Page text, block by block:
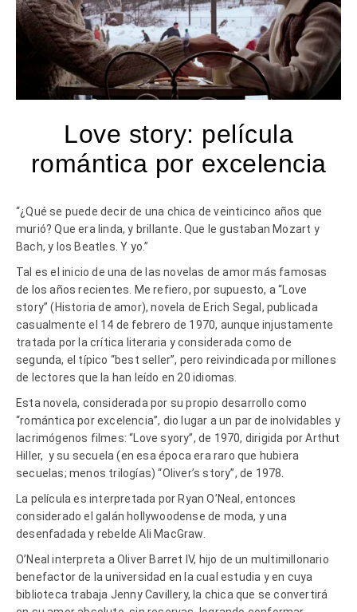
Love story: película
romántica por excelencia
“¿Qué se puede decir de una chica de veinticinco años que
murió? Que era linda, y brillante. Que le gustaban Mozart y
Bach, y los Beatles. Y yo.”
Tal es el inicio de una de las novelas de amor más famosas
de los años recientes. Me refiero, por supuesto, a “Love
story” (Historia de amor), novela de Erich Segal, publicada
casualmente el 14 de febrero de 1970, aunque injustamente
tratada por la crítica literaria y considerada como de
segunda, el típico “best seller”, pero reivindicada por millones
de lectores que la han leído en 20 idiomas.
Esta novela, considerada por su propio desarrollo como
“romántica por excelencia”, dio lugar a un par de inolvidables y
lacrimógenos filmes: “Love syory”, de 1970, dirigida por Arthut
Hiller, y su secuela (en esa época era raro que hubiera
secuelas; menos trilogías) “Oliver’s story”, de 1978.
La película es interpretada por Ryan O’Neal, entonces
considerado el galán hollywoodense de moda, y una
desenfadada y rebelde Ali MacGraw.
O’Neal interpreta a Oliver Barret IV, hijo de un multimillonario
benefactor de la universidad en la cual estudia y en cuya
biblioteca trabaja Jenny Cavillery, la chica que se convertirá